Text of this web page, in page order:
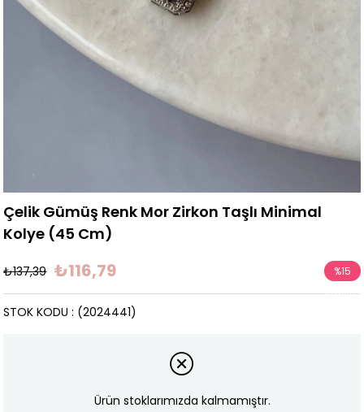
Çelik Gümüş Renk Mor Zirkon Taşlı Minimal
Kolye (45 Cm)
₺137,39 ₺116,79 %15
İndirim
(2024441)
STOK KODU
Ürün stoklarımızda kalmamıştır.